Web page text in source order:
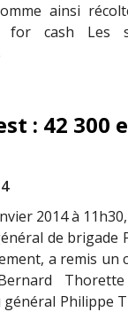
ainsi
for cash Les
: 42 300
2014 à
de brigade
a remis un
général Philippe